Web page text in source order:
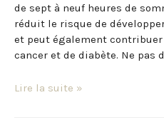
de sept à neuf heures de
réduit le risque de
et peut également
cancer et de diabète. Ne pas
Lire la suite »